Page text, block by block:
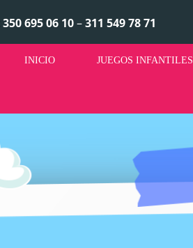
350 695 06 10–311 549 78 71
INICIO JUEGOS INFANTILES